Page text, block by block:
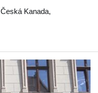
Česká Kanada,